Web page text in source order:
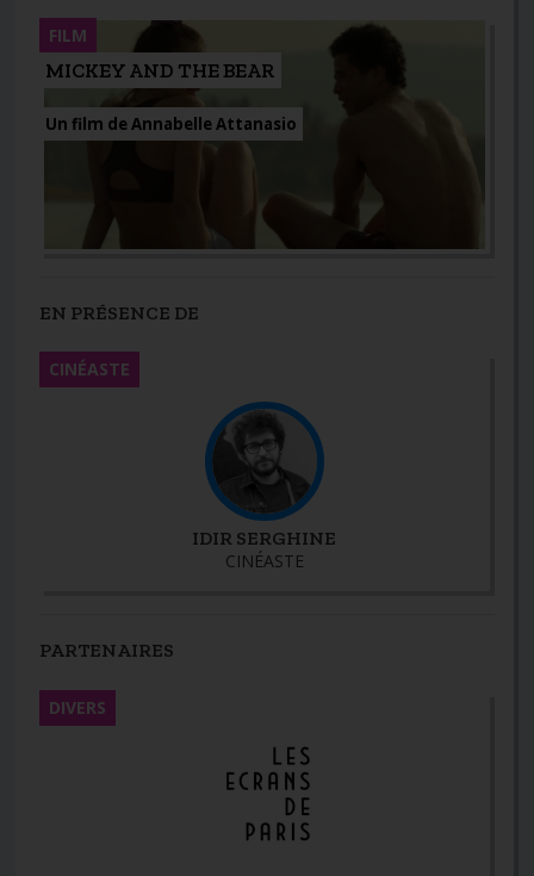
MICKEY AND THE BEAR
Un film de Annabelle Attanasio
FILM
EN PRÉSENCE DE
IDIR SERGHINE
CINÉASTE
CINÉASTE
PARTENAIRES
DIVERS